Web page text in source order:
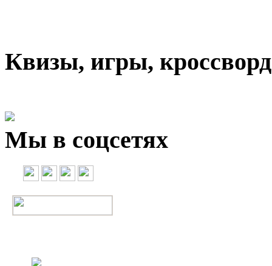
Квизы, игры,
Мы в соцсетях